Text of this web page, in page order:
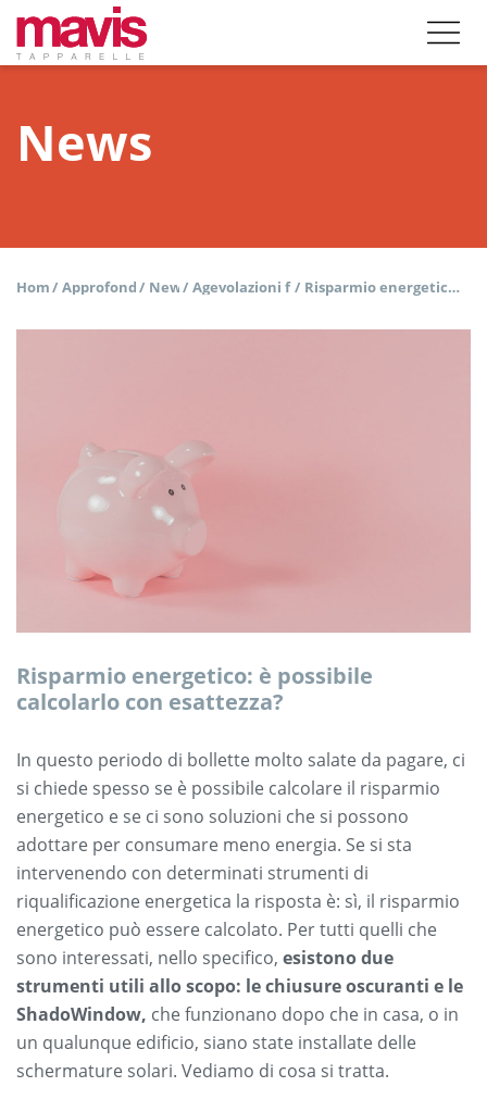
News
Home
/ Approfondisci
/ News
/ Agevolazioni fiscali
/ Risparmio energetico: è possibile calcolarlo con esattezza?
Risparmio energetico: è possibile
calcolarlo con esattezza?
In questo periodo di bollette molto salate da pagare, ci
si chiede spesso se è possibile calcolare il risparmio
energetico e se ci sono soluzioni che si possono
adottare per consumare meno energia. Se si sta
intervenendo con determinati strumenti di
riqualificazione energetica la risposta è: sì, il risparmio
energetico può essere calcolato. Per tutti quelli che
sono interessati, nello specifico, esistono due
strumenti utili allo scopo: le chiusure oscuranti e le
ShadoWindow, che funzionano dopo che in casa, o in
un qualunque edificio, siano state installate delle
schermature solari. Vediamo di cosa si tratta.